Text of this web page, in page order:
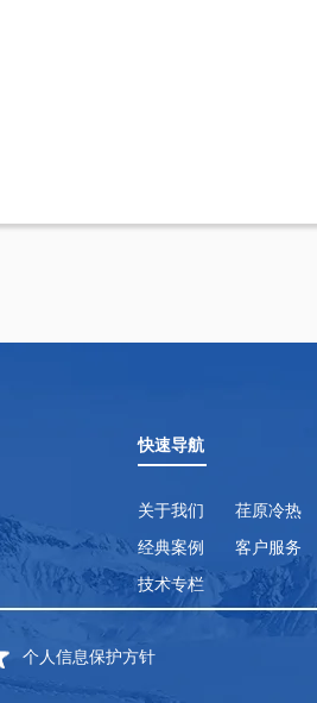
快速导航
关于我们 荏原冷热
经典案例
客户服务
技术专栏
个人信息保护方针